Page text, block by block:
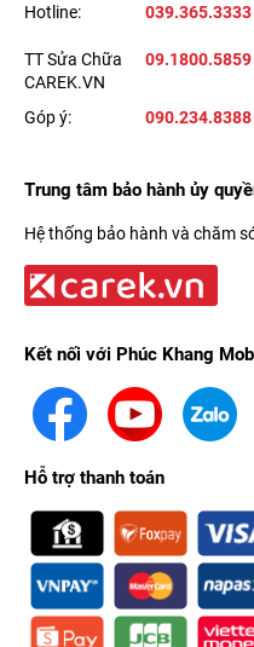
Hotline: 039.365.3333
TT Sửa Chữa
CAREK.VN
09.1800.5859
Góp ý: 090.234.8388
Trung tâm bảo hành ủy
Hệ thống bảo hành và chăm
Kết nối với Phúc Khang
Hỗ trợ thanh toán